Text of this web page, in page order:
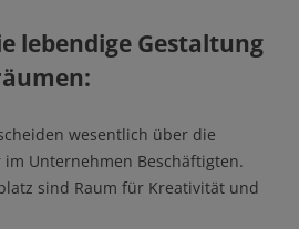
lebendige Gestaltung
wesentlich über die
Unternehmen Beschäftigten.
sind Raum für Kreativität und